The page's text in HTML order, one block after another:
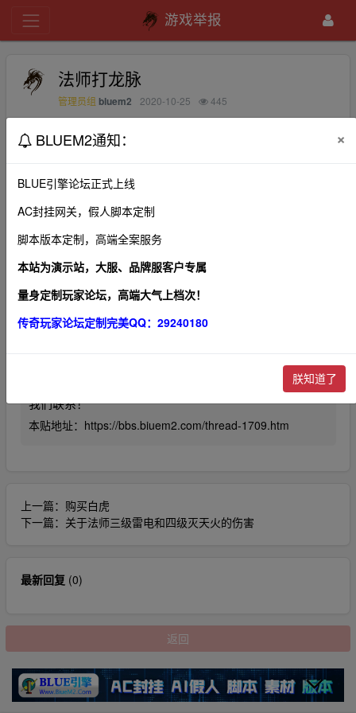
游戏举报
法师打龙脉
管理员组 bluem2 2020-10-25 445
法师荣耀套，地狱杖能打动龙脉吗？
关！
2、本站管理有权在不经发布者同意的情况下，根据版规
3、本站所有内容均来源于第三方网站，我们不对作品观
点、合法性以及作品内容负责。
5、未尽事宜最终解释权归本站所有！如有侵权请及时与
我们联系！
本贴地址： https://bbs.biuem2.com/thread-1709.htm
上一篇： 购买白虎
下一篇： 关于法师三级雷电和四级灭天火的伤害
最新回复 (0)
返回
BLUEM2通知： ×
BLUE引擎论坛正式上线
AC封挂网关，假人脚本定制
脚本版本定制，高端全案服务
本站为演示站，大服、品牌服客户专属
量身定制玩家论坛，高端大气上档次！
传奇玩家论坛定制完美QQ：29240180
朕知道了